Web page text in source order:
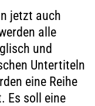
jetzt auch
alle
und
Untertiteln
eine Reihe
Es soll eine